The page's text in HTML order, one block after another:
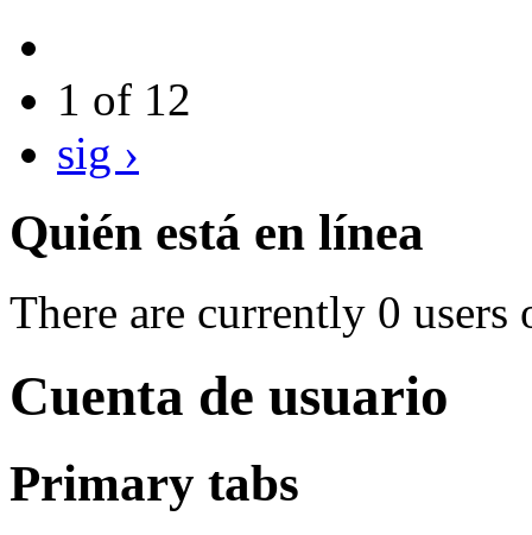
1 of 12
sig ›
Quién está en línea
There are currently 0 users
Cuenta de usuario
Primary tabs